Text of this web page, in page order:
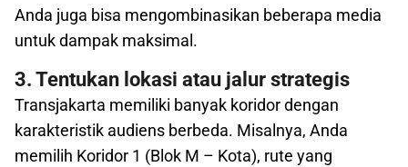
Anda juga bisa mengombinasikan beberapa media
untuk dampak maksimal.
3. Tentukan lokasi atau jalur strategis
Transjakarta memiliki banyak koridor dengan
karakteristik audiens berbeda. Misalnya, Anda
memilih Koridor 1 (Blok M – Kota), rute yang